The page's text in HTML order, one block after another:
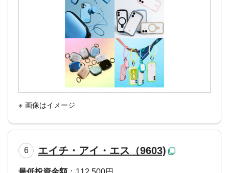
画像はイメージ
6 エイチ・アイ・エス（9603)